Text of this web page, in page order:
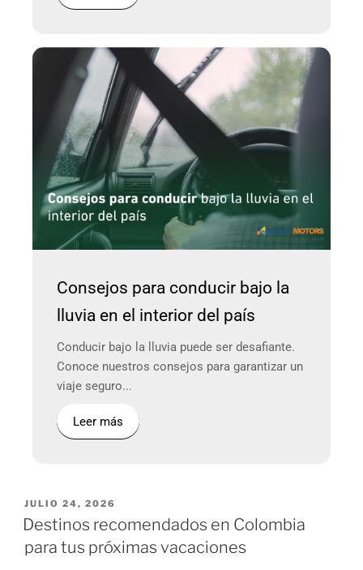
Consejos para conducir bajo la
lluvia en el interior del país
Conducir bajo la lluvia puede ser desafiante.
Conoce nuestros consejos para garantizar un
viaje seguro...
Leer más
JULIO 24, 2026
Destinos recomendados en Colombia
para tus próximas vacaciones